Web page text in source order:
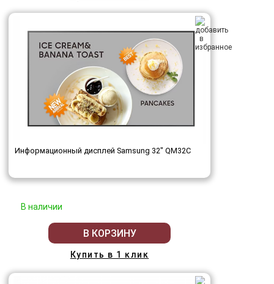
Информационный дисплей Samsung 32" QM32C
В наличии
В КОРЗИНУ
Купить в 1 клик